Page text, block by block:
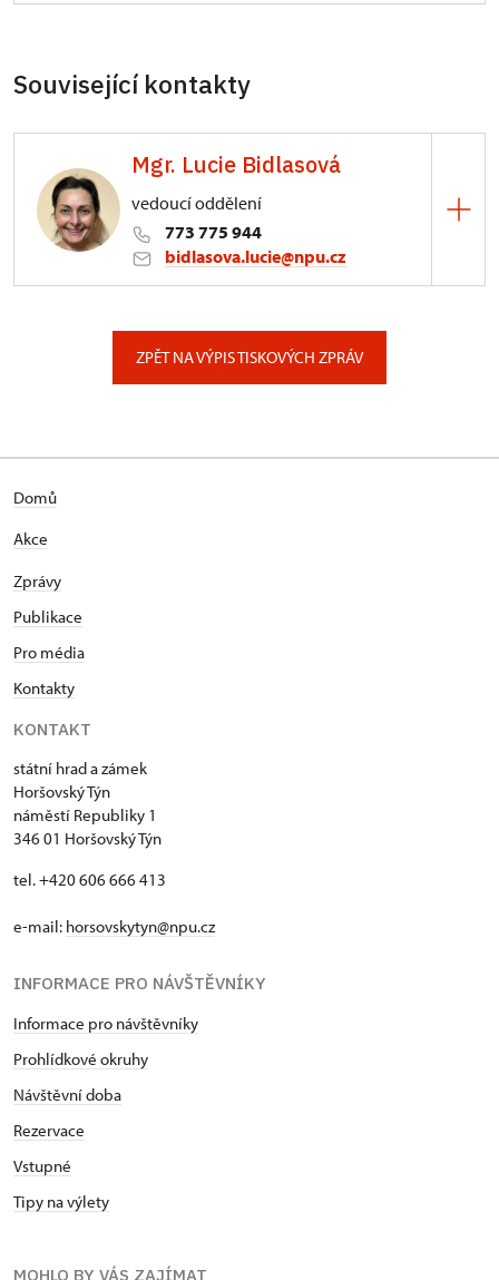
Související kontakty
Mgr. Lucie Bidlasová
vedoucí oddělení
773 775 944
bidlasova.lucie@npu.cz
ZPĚT NA VÝPIS TISKOVÝCH ZPRÁV
Domů
Akce
Zprávy
Publikace
Pro média
Kontakty
KONTAKT
státní hrad a zámek
Horšovský Týn
náměstí Republiky 1
346 01 Horšovský Týn
tel. +420 606 666 413
e-mail: horsovskytyn@npu.cz
INFORMACE PRO NÁVŠTĚVNÍKY
Informace pro návštěvníky
Prohlídkové okruhy
Návštěvní doba
Rezervace
Vstupné
Tipy na výlety
MOHLO BY VÁS ZAJÍMAT